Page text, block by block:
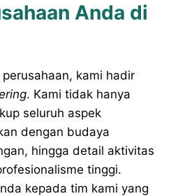
Anda di
kami hadir
. Kami tidak hanya
seluruh aspek
dengan budaya
hingga detail aktivitas
tinggi.
kepada tim kami yang